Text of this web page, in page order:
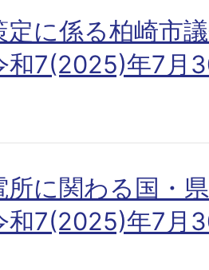
定に係る柏崎市
和7(2025)年7月
所に関わる国・
和7(2025)年7月